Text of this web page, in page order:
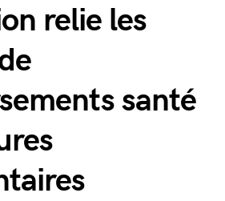
relie les
santé